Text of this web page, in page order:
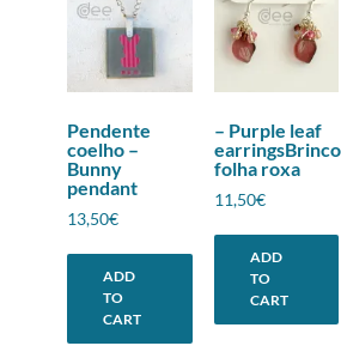
Pendente
coelho –
Bunny
pendant
13,50€
ADD
TO
CART
– Purple leaf
folha roxa
11,50€
ADD
TO
CART